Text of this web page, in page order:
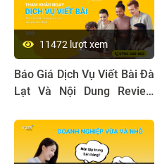
11472 lượt xem
Báo Giá Dịch Vụ Viết Bài Đà
Lạt Và Nội Dung Review